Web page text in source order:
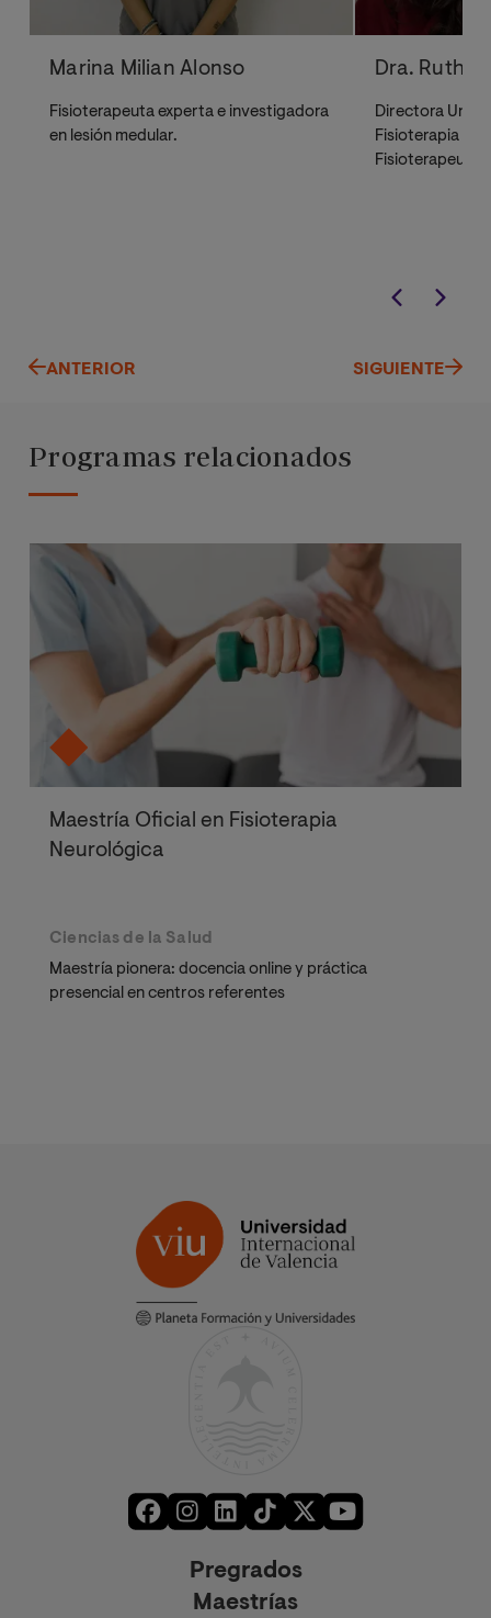
Marina Milian Alonso
Fisioterapeuta experta e investigadora
en lesión medular.
Dra. Ruth
Directora
Fisioterapia
Fisioterapeuta
ANTERIOR SIGUIENTE
Programas relacionados
Maestría Oficial en Fisioterapia
Neurológica
Ciencias de la Salud
Maestría pionera: docencia online y práctica
presencial en centros referentes
Pregrados
Maestrías